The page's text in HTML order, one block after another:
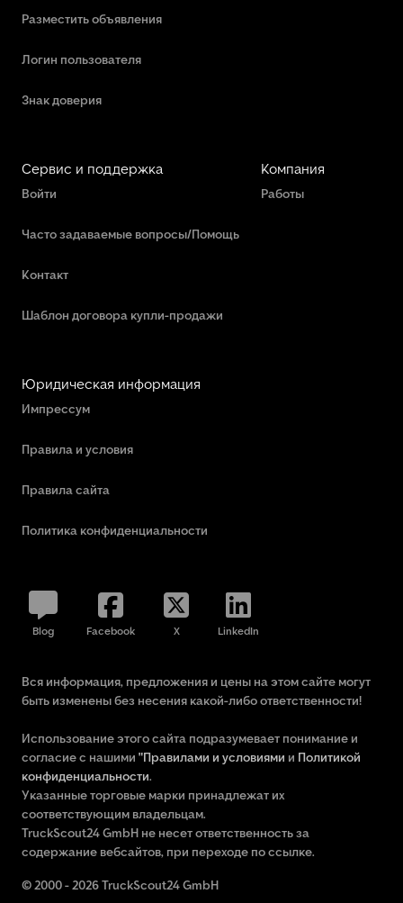
Разместить объявления
Логин пользователя
Знак доверия
Сервис и поддержка
Войти
Часто задаваемые вопросы/Помощь
Контакт
Шаблон договора купли-продажи
Компания
Работы
Юридическая информация
Импрессум
Правила и условия
Правила сайта
Политика конфиденциальности
Blog Facebook X LinkedIn
Вся информация, предложения и цены на этом сайте могут
быть изменены без несения какой-либо ответственности!
Использование этого сайта подразумевает понимание и
согласие с нашими "Правилами и условиями и Политикой
конфиденциальности.
Указанные торговые марки принадлежат их
соответствующим владельцам.
TruckScout24 GmbH не несет ответственность за
содержание вебсайтов, при переходе по ссылке.
© 2000 - 2026 TruckScout24 GmbH